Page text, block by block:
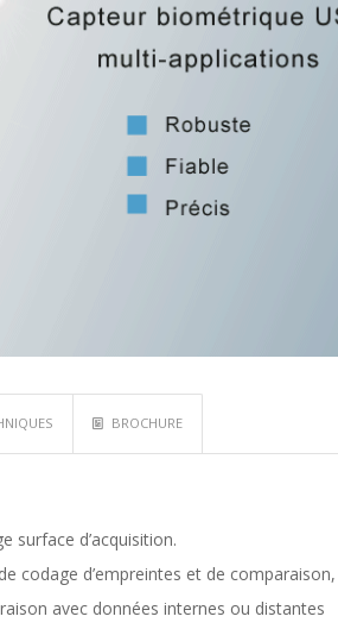
BROCHURE
surface d’acquisition.
codage d’empreintes et de
avec données internes ou distantes